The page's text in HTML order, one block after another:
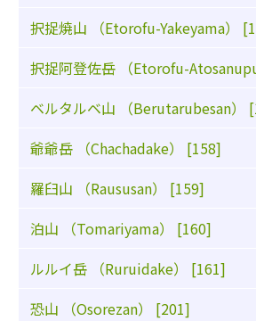
択捉焼山 （Etorofu-Yakeyama）
択捉阿登佐岳 （Etorofu-
ベルタルベ山 （Berutarubesan）
爺爺岳 （Chachadake） [158]
羅臼山 （Raususan） [159]
泊山 （Tomariyama） [160]
ルルイ岳 （Ruruidake） [161]
恐山 （Osorezan） [201]